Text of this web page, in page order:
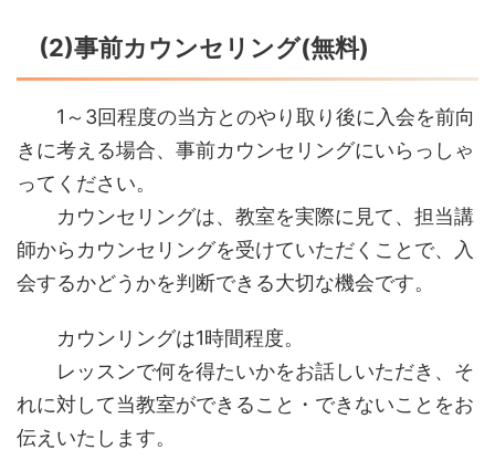
(2)事前カウンセリング(無料)
1～3回程度の当方とのやり取り後に入会を前向
きに考える場合、事前カウンセリングにいらっしゃ
ってください。
カウンセリングは、教室を実際に見て、担当講
師からカウンセリングを受けていただくことで、入
会するかどうかを判断できる大切な機会です。
カウンリングは1時間程度。
レッスンで何を得たいかをお話しいただき、そ
れに対して当教室ができること・できないことをお
伝えいたします。